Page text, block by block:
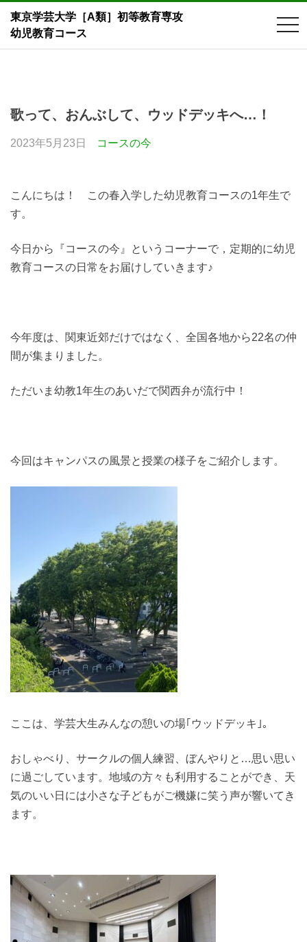
東京学芸大学［A類］初等教育専攻
幼児教育コース
歌って、おんぶして、ウッドデッキへ…！
2023年5月23日 コースの今
こんにちは！ この春入学した幼児教育コースの1年生で
す。
今日から『コースの今』というコーナーで，定期的に幼児
教育コースの日常をお届けしていきます♪
今年度は、関東近郊だけではなく、全国各地から22名の仲
間が集まりました。
ただいま幼教1年生のあいだで関西弁が流行中！
今回はキャンパスの風景と授業の様子をご紹介します。
ここは、学芸大生みんなの憩いの場｢ウッドデッキ｣。
おしゃべり、サークルの個人練習、ぼんやりと…思い思い
に過ごしています。地域の方々も利用することができ、天
気のいい日には小さな子どもがご機嫌に笑う声が響いてき
ます。